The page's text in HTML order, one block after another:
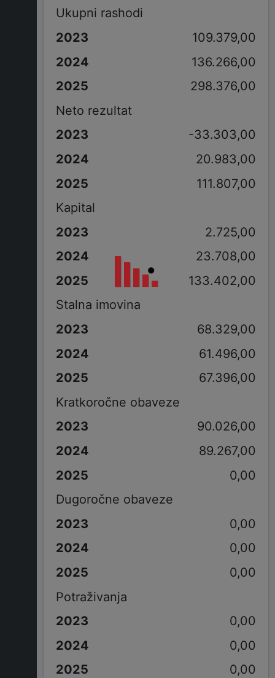
Ukupni rashodi
109.379,00
136.266,00
298.376,00
Neto rezultat
-33.303,00
20.983,00
111.807,00
Kapital
2.725,00
23.708,00
133.402,00
Stalna imovina
68.329,00
61.496,00
67.396,00
Kratkoročne obaveze
90.026,00
89.267,00
0,00
Dugoročne obaveze
0,00
0,00
0,00
Potraživanja
0,00
0,00
0,00